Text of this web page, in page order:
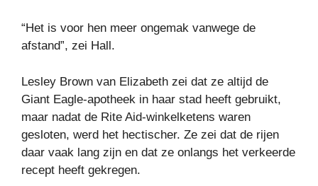
“Het is voor hen meer ongemak vanwege de
afstand”, zei Hall.
Lesley Brown van Elizabeth zei dat ze altijd de
Giant Eagle-apotheek in haar stad heeft gebruikt,
maar nadat de Rite Aid-winkelketens waren
gesloten, werd het hectischer. Ze zei dat de rijen
daar vaak lang zijn en dat ze onlangs het verkeerde
recept heeft gekregen.